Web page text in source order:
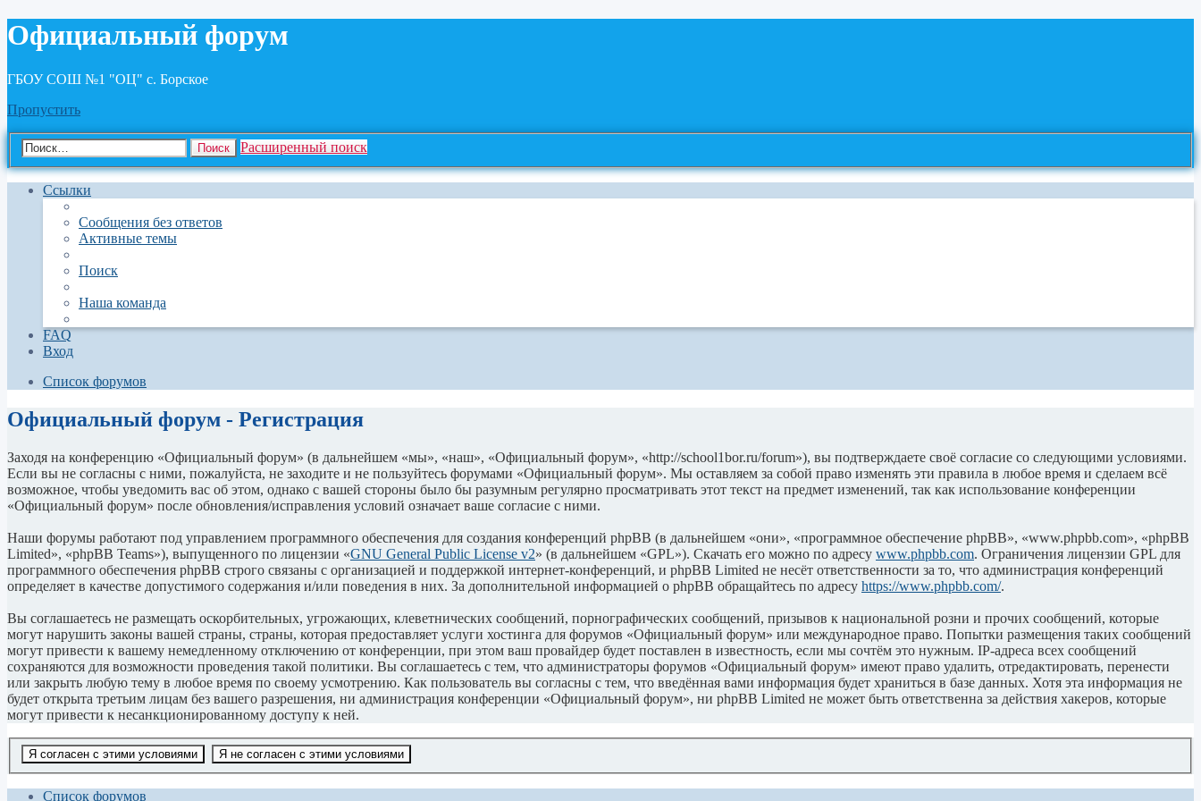
Официальный форум
ГБОУ СОШ №1 "ОЦ" с. Борское
Пропустить
Поиск Расширенный поиск
Ссылки
Сообщения без ответов
Активные темы
Поиск
Наша команда
FAQ
Вход
Список форумов
Официальный форум - Регистрация
Заходя на конференцию «Официальный форум» (в дальнейшем «мы», «наш», «Официальный форум», «http://school1bor.ru/forum»), вы подтверждаете своё согласие со следующими условиями.
Если вы не согласны с ними, пожалуйста, не заходите и не пользуйтесь форумами «Официальный форум». Мы оставляем за собой право изменять эти правила в любое время и сделаем всё
возможное, чтобы уведомить вас об этом, однако с вашей стороны было бы разумным регулярно просматривать этот текст на предмет изменений, так как использование конференции
«Официальный форум» после обновления/исправления условий означает ваше согласие с ними.
Наши форумы работают под управлением программного обеспечения для создания конференций phpBB (в дальнейшем «они», «программное обеспечение phpBB», «www.phpbb.com», «phpBB
Limited», «phpBB Teams»), выпущенного по лицензии «GNU General Public License v2» (в дальнейшем «GPL»). Скачать его можно по адресу www.phpbb.com. Ограничения лицензии GPL для
программного обеспечения phpBB строго связаны с организацией и поддержкой интернет-конференций, и phpBB Limited не несёт ответственности за то, что администрация конференций
определяет в качестве допустимого содержания и/или поведения в них. За дополнительной информацией о phpBB обращайтесь по адресу https://www.phpbb.com/.
Вы соглашаетесь не размещать оскорбительных, угрожающих, клеветнических сообщений, порнографических сообщений, призывов к национальной розни и прочих сообщений, которые
могут нарушить законы вашей страны, страны, которая предоставляет услуги хостинга для форумов «Официальный форум» или международное право. Попытки размещения таких сообщений
могут привести к вашему немедленному отключению от конференции, при этом ваш провайдер будет поставлен в известность, если мы сочтём это нужным. IP-адреса всех сообщений
сохраняются для возможности проведения такой политики. Вы соглашаетесь с тем, что администраторы форумов «Официальный форум» имеют право удалить, отредактировать, перенести
или закрыть любую тему в любое время по своему усмотрению. Как пользователь вы согласны с тем, что введённая вами информация будет храниться в базе данных. Хотя эта информация не
будет открыта третьим лицам без вашего разрешения, ни администрация конференции «Официальный форум», ни phpBB Limited не может быть ответственна за действия хакеров, которые
могут привести к несанкционированному доступу к ней.
Список форумов